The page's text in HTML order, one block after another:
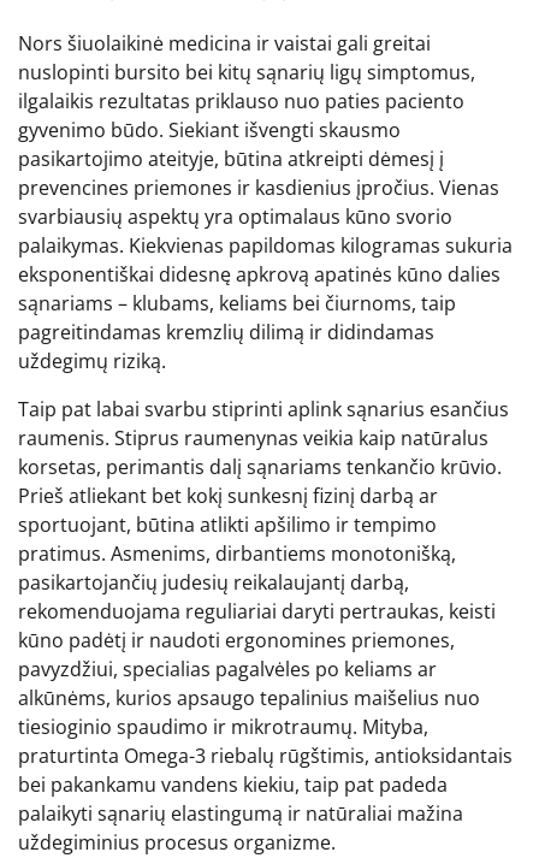
Nors šiuolaikinė medicina ir vaistai gali greitai
nuslopinti bursito bei kitų sąnarių ligų simptomus,
ilgalaikis rezultatas priklauso nuo paties paciento
gyvenimo būdo. Siekiant išvengti skausmo
pasikartojimo ateityje, būtina atkreipti dėmesį į
prevencines priemones ir kasdienius įpročius. Vienas
svarbiausių aspektų yra optimalaus kūno svorio
palaikymas. Kiekvienas papildomas kilogramas sukuria
eksponentiškai didesnę apkrovą apatinės kūno dalies
sąnariams – klubams, keliams bei čiurnoms, taip
pagreitindamas kremzlių dilimą ir didindamas
uždegimų riziką.
Taip pat labai svarbu stiprinti aplink sąnarius esančius
raumenis. Stiprus raumenynas veikia kaip natūralus
korsetas, perimantis dalį sąnariams tenkančio krūvio.
Prieš atliekant bet kokį sunkesnį fizinį darbą ar
sportuojant, būtina atlikti apšilimo ir tempimo
pratimus. Asmenims, dirbantiems monotonišką,
pasikartojančių judesių reikalaujantį darbą,
rekomenduojama reguliariai daryti pertraukas, keisti
kūno padėtį ir naudoti ergonomines priemones,
pavyzdžiui, specialias pagalvėles po keliams ar
alkūnėms, kurios apsaugo tepalinius maišelius nuo
tiesioginio spaudimo ir mikrotraumų. Mityba,
praturtinta Omega-3 riebalų rūgštimis, antioksidantais
bei pakankamu vandens kiekiu, taip pat padeda
palaikyti sąnarių elastingumą ir natūraliai mažina
uždegiminius procesus organizme.